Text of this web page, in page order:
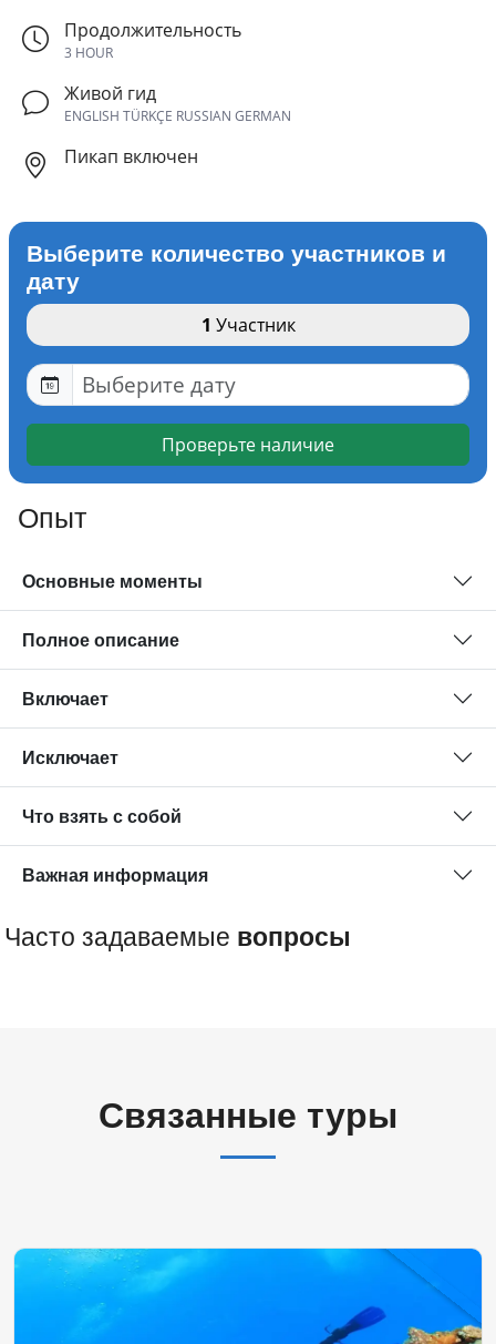
Продолжительность
3 HOUR
Живой гид
ENGLISH TÜRKÇE RUSSIAN GERMAN
Пикап включен
Выберите количество участников и
дату
1 Участник
Проверьте наличие
Опыт
Основные моменты
Полное описание
Включает
Исключает
Что взять с собой
Важная информация
Часто задаваемые вопросы
Связанные туры